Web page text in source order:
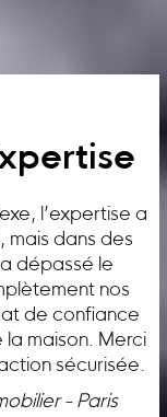
l’expertise a
mais dans des
dépassé le
nos
de confiance
la maison. Merci
sécurisée.
- Paris